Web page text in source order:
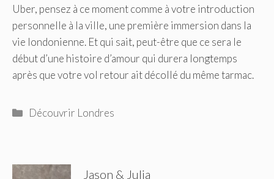
Uber, pensez à ce moment comme à votre introduction
personnelle à la ville, une première immersion dans la
vie londonienne. Et qui sait, peut-être que ce sera le
début d’une histoire d’amour qui durera longtemps
après que votre vol retour ait décollé du même tarmac.
Catégories
Découvrir Londres
Jason & Julia